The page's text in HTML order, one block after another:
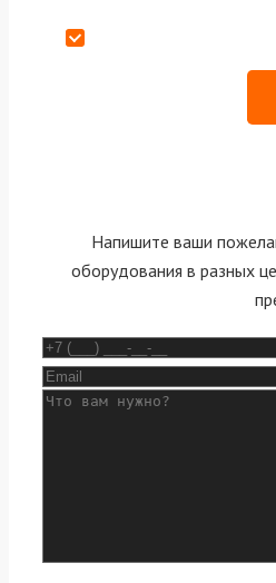
Напишите ваши
оборудования в разных